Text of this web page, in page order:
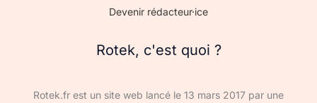
Devenir rédacteur·ice
Rotek, c'est quoi ?
Rotek.fr est un site web lancé le 13 mars 2017 par une